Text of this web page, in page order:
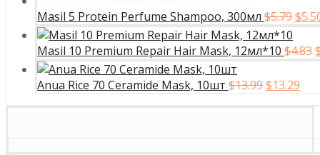
Masil 5 Protein Perfume Shampoo, 300мл $5.79$
Masil 10 Premium Repair Hair Mask, 12мл*10 $4.83
Anua Rice 70 Ceramide Mask, 10шт $13.99$13.29